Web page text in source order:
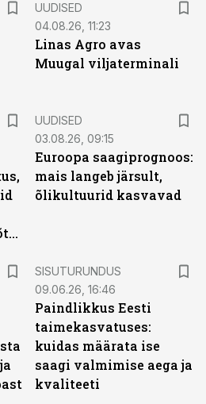
UUDISED
04.08.26, 11:23
Linas Agro avas
Muugal viljaterminali
põllumajandusettevõtted
UUDISED
03.08.26, 09:15
Euroopa saagiprognoos:
mais langeb järsult,
õlikultuurid kasvavad
SISUTURUNDUS
09.06.26, 16:46
Paindlikkus Eesti
taimekasvatuses:
kuidas määrata ise
saagi valmimise aega ja
kvaliteeti